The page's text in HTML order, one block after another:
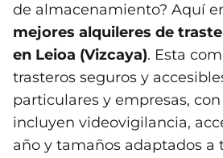
de almacenamiento? Aquí
mejores alquileres de
en Leioa (Vizcaya). Esta
trasteros seguros y
particulares y empresas,
incluyen videovigilancia,
año y tamaños adaptados a